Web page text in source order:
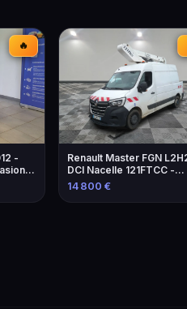
🔥
-
à
Renault Master FGN
DCI Nacelle 121FTCC -
Élévateur de 2021
14 800 €